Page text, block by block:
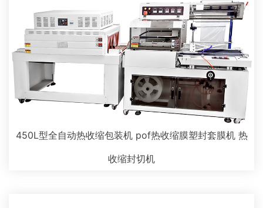
450L型全自动热收缩包装机 pof热收缩膜塑封套膜机 热
收缩封切机